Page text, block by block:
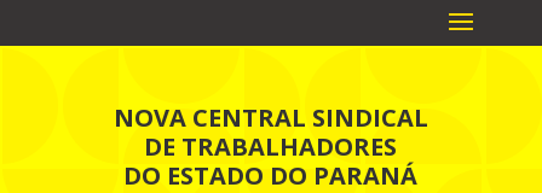
NOVA CENTRAL SINDICAL
DE TRABALHADORES
DO ESTADO DO PARANÁ